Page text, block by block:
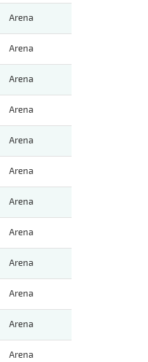
Arena
Arena
Arena
Arena
Arena
Arena
Arena
Arena
Arena
Arena
Arena
Arena